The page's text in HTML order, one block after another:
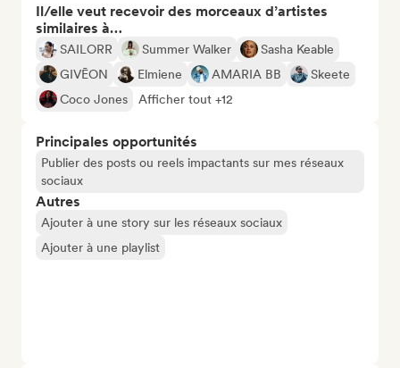
Il/elle veut recevoir des morceaux d’artistes
similaires à…
SAILORR Summer Walker
Sasha Keable
GIVĒON
Elmiene AMARIA BB
Skeete
Coco Jones
Afficher tout +12
Principales opportunités
Publier des posts ou reels impactants sur mes réseaux
sociaux
Autres
Ajouter à une story sur les réseaux sociaux
Ajouter à une playlist